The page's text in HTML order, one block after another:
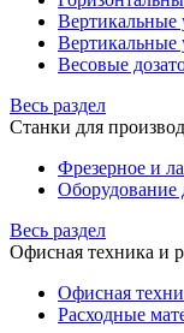
Вертикальные
Весовые
Весь раздел
Станки для
Фрезерное и
Оборудование
Весь раздел
Офисная техника и
Офисная
Расходные